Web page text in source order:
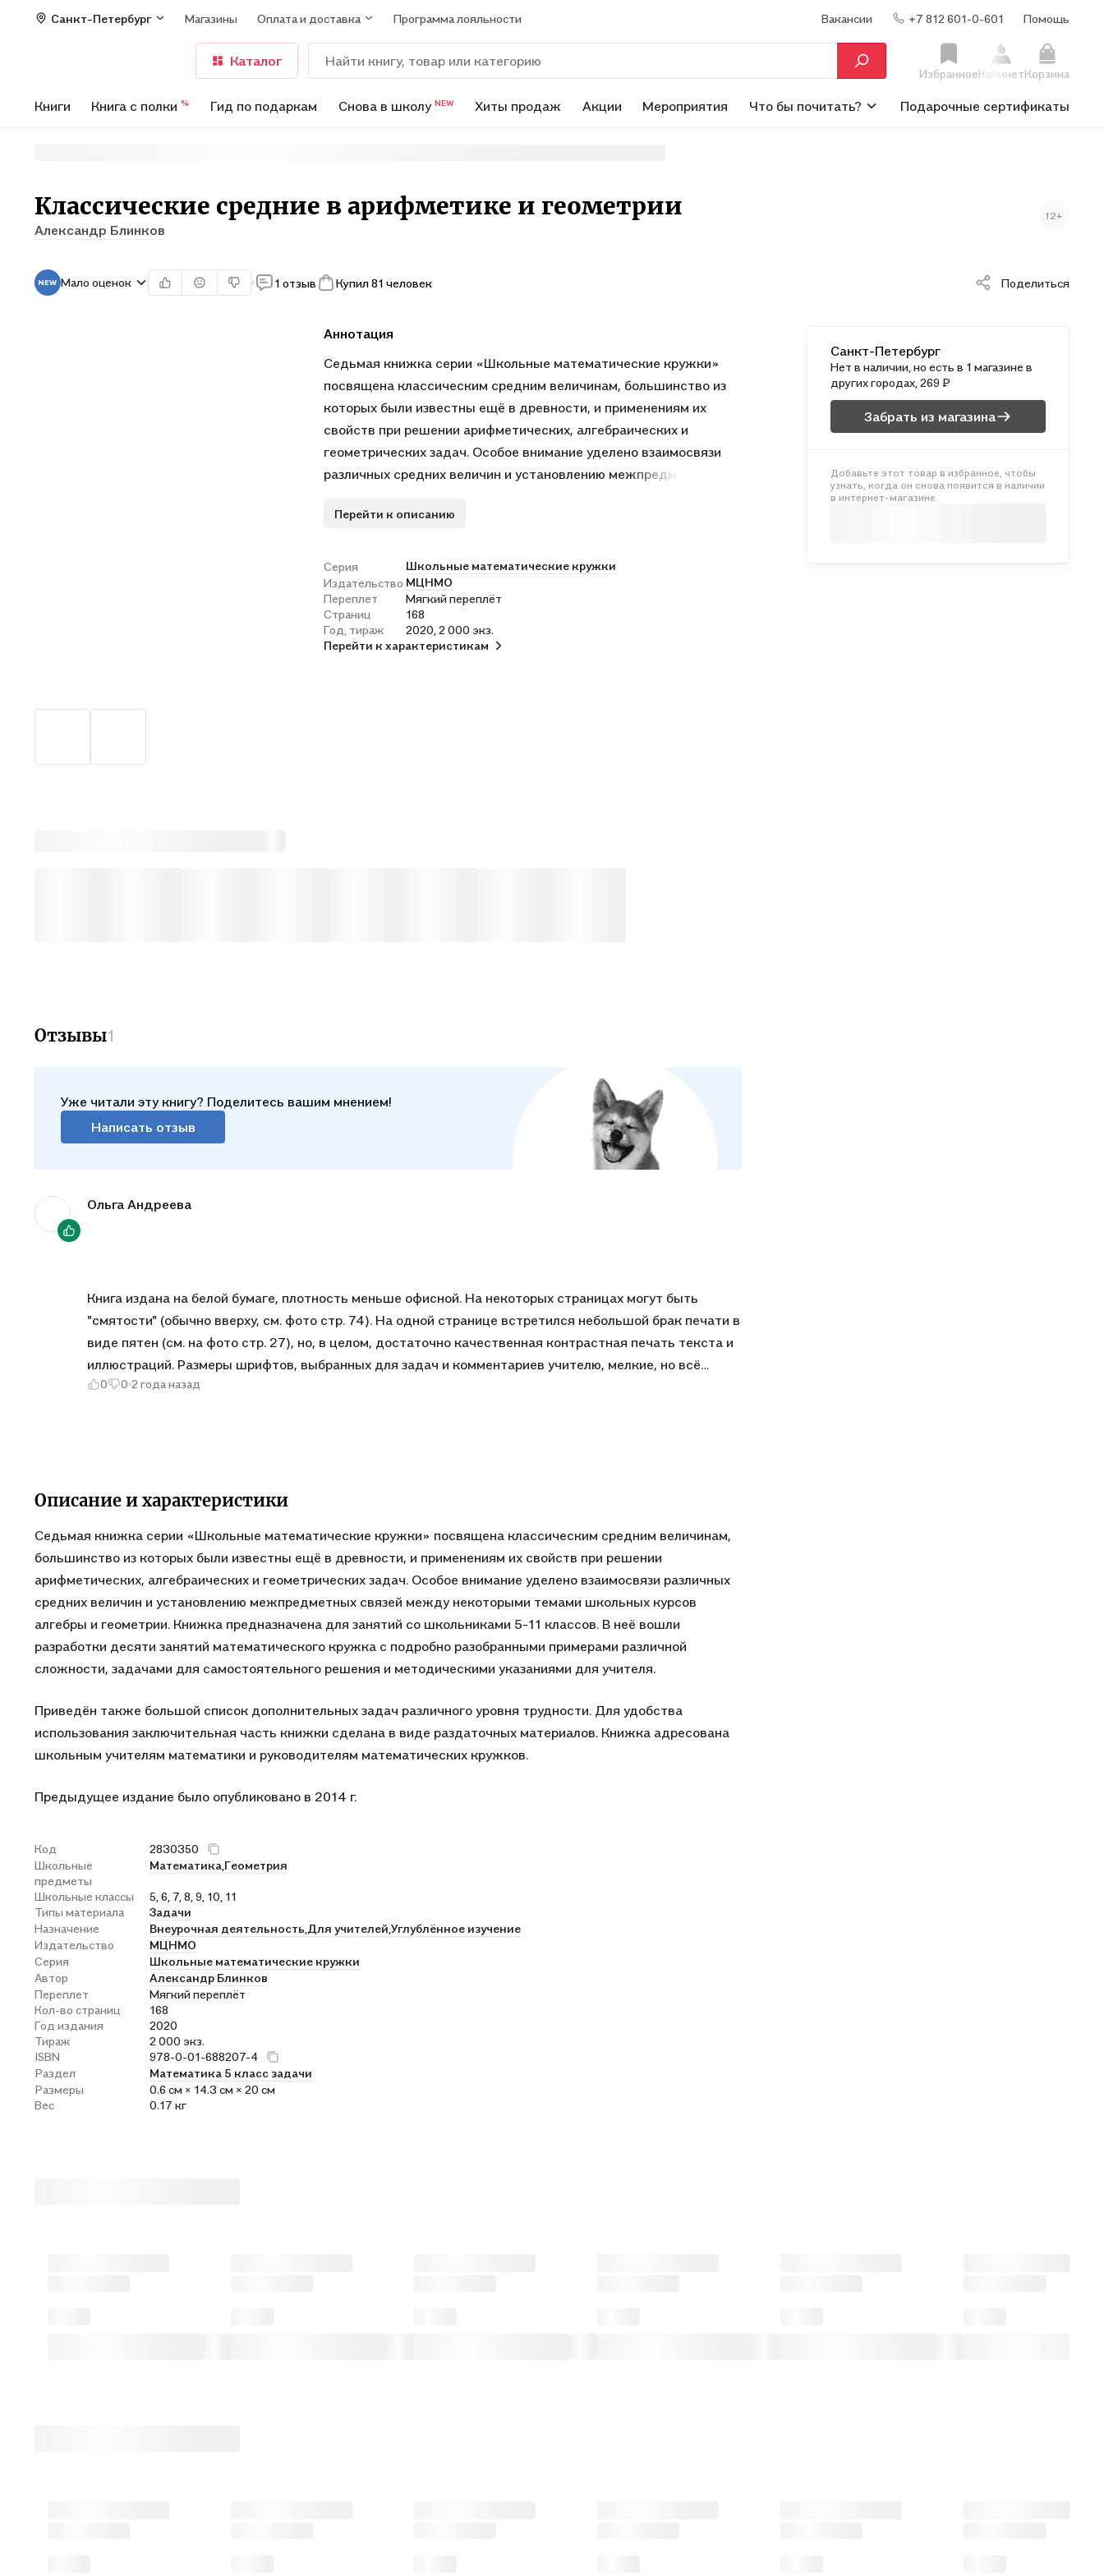
Санкт-Петербург Магазины Оплата и доставка Программа лояльности Вакансии +7 812 601-0-601 Помощь
Каталог
ИзбранноеКабинетКорзина
Книги Книга с полки % Гид по подаркам Снова в школу NEW Хиты продаж Акции Мероприятия Что бы почитать? Подарочные сертификаты
Классические средние в арифметике и геометрии
Александр Блинков
12+
Мало оценок 1 отзыв Купил 81 человек Поделиться
Аннотация
Седьмая книжка серии «Школьные математические кружки»
посвящена классическим средним величинам, большинство из
которых были известны ещё в древности, и применениям их
свойств при решении арифметических, алгебраических и
геометрических задач. Особое внимание уделено взаимосвязи
различных средних величин и установлению межпредметных
геометрии. Книжка предназначена для занятий со
занятий математического кружка с подробно разобранными
примерами различной сложности, задачами для
самостоятельного решения и методическими указаниями для
учителя.
Перейти к описанию
Серия
Школьные математические кружки
Издательство МЦНМО
Переплет
Мягкий переплёт
Страниц
168
Год, тираж
2020, 2 000 экз.
Перейти к характеристикам
Санкт-Петербург
Нет в наличии, но есть в 1 магазине в
других городах, 269 ₽
Забрать из магазина
Добавьте этот товар в избранное, чтобы
узнать, когда он снова появится в наличии
в интернет-магазине.
Отзывы1
Уже читали эту книгу? Поделитесь вашим мнением!
Написать отзыв
Ольга Андреева
Книга издана на белой бумаге, плотность меньше офисной. На некоторых страницах могут быть
"смятости" (обычно вверху, см. фото стр. 74). На одной странице встретился небольшой брак печати в
виде пятен (см. на фото стр. 27), но, в целом, достаточно качественная контрастная печать текста и
иллюстраций. Размеры шрифтов, выбранных для задач и комментариев учителю, мелкие, но всё
читается отлично. Обложка с матовым плёночным покрытием, плотная, гибкая. Издание 4-е,
решить ряд геометрических задач векторными методами. Хорошая книга для расширения
0 0 2 года назад
Описание и характеристики
Седьмая книжка серии «Школьные математические кружки» посвящена классическим средним величинам,
большинство из которых были известны ещё в древности, и применениям их свойств при решении
арифметических, алгебраических и геометрических задач. Особое внимание уделено взаимосвязи различных
средних величин и установлению межпредметных связей между некоторыми темами школьных курсов
алгебры и геометрии. Книжка предназначена для занятий со школьниками 5-11 классов. В неё вошли
разработки десяти занятий математического кружка с подробно разобранными примерами различной
сложности, задачами для самостоятельного решения и методическими указаниями для учителя.
Приведён также большой список дополнительных задач различного уровня трудности. Для удобства
использования заключительная часть книжки сделана в виде раздаточных материалов. Книжка адресована
школьным учителям математики и руководителям математических кружков.
Предыдущее издание было опубликовано в 2014 г.
Код
2830350
Школьные
предметы
Математика, Геометрия
Школьные классы
5, 6, 7, 8, 9, 10, 11
Типы материала
Задачи
Назначение
Внеурочная деятельность, Для учителей, Углублённое изучение
Издательство
МЦНМО
Серия
Школьные математические кружки
Автор
Александр Блинков
Переплет
Мягкий переплёт
Кол-во страниц
168
Год издания
2020
Тираж
2 000 экз.
ISBN
978-0-01-688207-4
Раздел
Математика 5 класс задачи
Размеры
0.6 см × 14.3 см × 20 см
Вес
0.17 кг